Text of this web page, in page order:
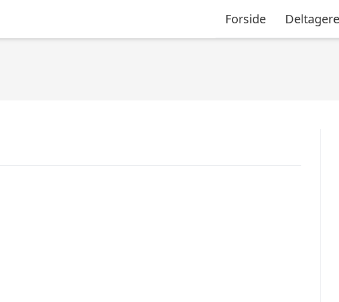
Forside Deltagere